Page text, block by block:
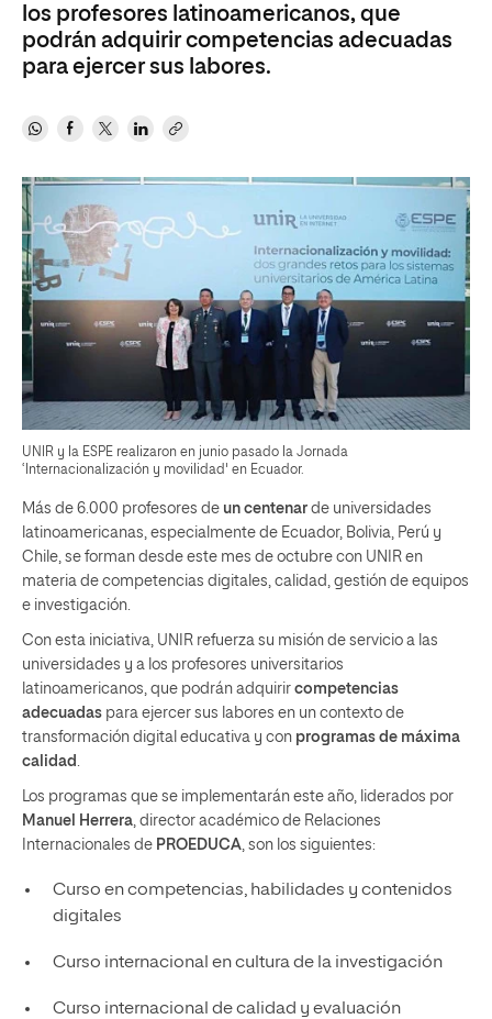
los profesores latinoamericanos, que
podrán adquirir competencias adecuadas
para ejercer sus labores.
UNIR y la ESPE realizaron en junio pasado la Jornada
‘Internacionalización y movilidad' en Ecuador.
Más de 6.000 profesores de un centenar de universidades
latinoamericanas, especialmente de Ecuador, Bolivia, Perú y
Chile, se forman desde este mes de octubre con UNIR en
materia de competencias digitales, calidad, gestión de equipos
e investigación.
Con esta iniciativa, UNIR refuerza su misión de servicio a las
universidades y a los profesores universitarios
latinoamericanos, que podrán adquirir competencias
adecuadas para ejercer sus labores en un contexto de
transformación digital educativa y con programas de máxima
calidad
Los programas que se implementarán este año, liderados por
Manuel Herrera , director académico de Relaciones
Internacionales de PROEDUCA , son los siguientes:
Curso en competencias, habilidades y contenidos
digitales
Curso internacional en cultura de la investigación
Curso internacional de calidad y evaluación